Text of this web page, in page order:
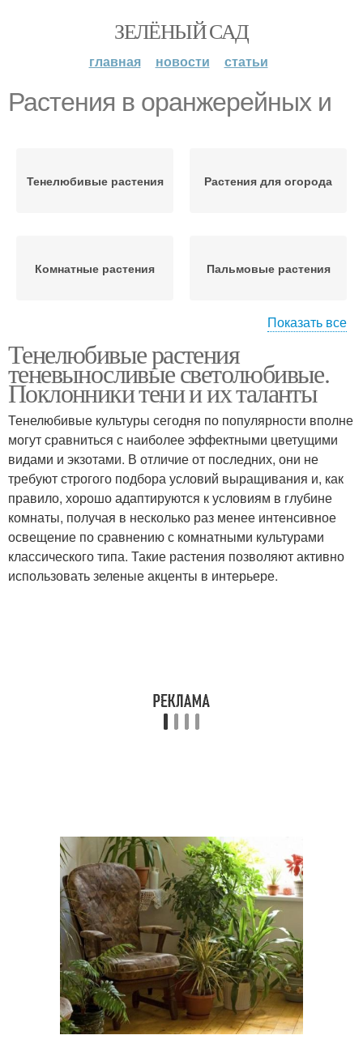
ЗЕЛЁНЫЙ САД
главная новости статьи
Растения в оранжерейных и
Тенелюбивые растения Растения для огорода
Комнатные растения Пальмовые растения
Светолюбивые
растения
Растения в природе
Теневыносливые
растения
Растения для сада
Показать все
Тенелюбивые растения
теневыносливые светолюбивые.
Поклонники тени и их таланты
Тенелюбивые культуры сегодня по популярности вполне
могут сравниться с наиболее эффектными цветущими
видами и экзотами. В отличие от последних, они не
требуют строгого подбора условий выращивания и, как
правило, хорошо адаптируются к условиям в глубине
комнаты, получая в несколько раз менее интенсивное
освещение по сравнению с комнатными культурами
классического типа. Такие растения позволяют активно
использовать зеленые акценты в интерьере.